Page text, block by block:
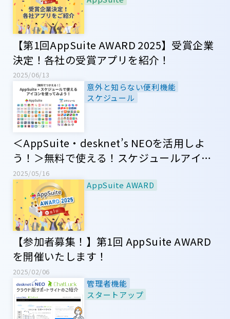
【第1回AppSuite AWARD 2025】受賞企業
決定！各社の受賞アプリを紹介！
2025/06/13
意外と知らない便利機能
スケジュール
＜AppSuite・desknet’s NEOを活用しよ
う！＞無料で使える！スケジュールアイコ
ン・アプリアイコン
2025/05/16
AppSuite AWARD
【参加者募集！】第1回 AppSuite AWARD
を開催いたします！
2025/02/06
管理者機能
スタートアップ